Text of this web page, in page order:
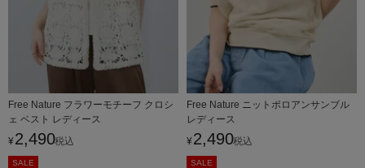
Free Nature フラワーモチーフ クロシ
ェ ベスト レディース
¥ 2,490税込
SALE
Free Nature ニットポロアンサンブル
レディース
¥ 2,490税込
SALE